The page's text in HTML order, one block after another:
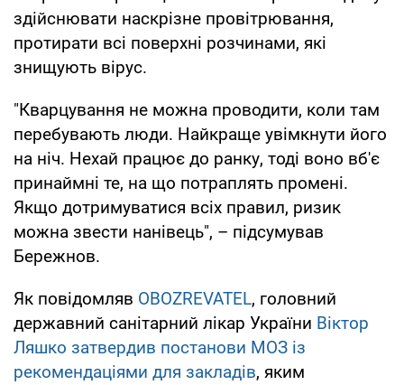
здійснювати наскрізне провітрювання,
протирати всі поверхні розчинами, які
знищують вірус.
"Кварцування не можна проводити, коли там
перебувають люди. Найкраще увімкнути його
на ніч. Нехай працює до ранку, тоді воно вб'є
принаймні те, на що потраплять промені.
Якщо дотримуватися всіх правил, ризик
можна звести нанівець", – підсумував
Бережнов.
Як повідомляв OBOZREVATEL, головний
державний санітарний лікар України Віктор
Ляшко затвердив постанови МОЗ із
рекомендаціями для закладів, яким